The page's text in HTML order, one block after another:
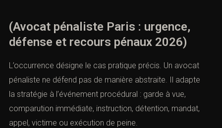
(Avocat pénaliste Paris : urgence,
défense et recours pénaux 2026)
L’occurrence désigne le cas pratique précis. Un avocat
pénaliste ne défend pas de manière abstraite. Il adapte
la stratégie à l’événement procédural : garde à vue,
comparution immédiate, instruction, détention, mandat,
appel, victime ou exécution de peine.